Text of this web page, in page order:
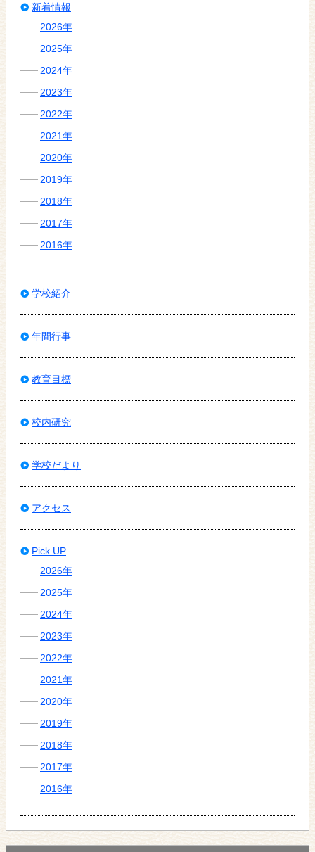
新着情報
2026年
2025年
2024年
2023年
2022年
2021年
2020年
2019年
2018年
2017年
2016年
学校紹介
年間行事
教育目標
校内研究
学校だより
アクセス
Pick UP
2026年
2025年
2024年
2023年
2022年
2021年
2020年
2019年
2018年
2017年
2016年